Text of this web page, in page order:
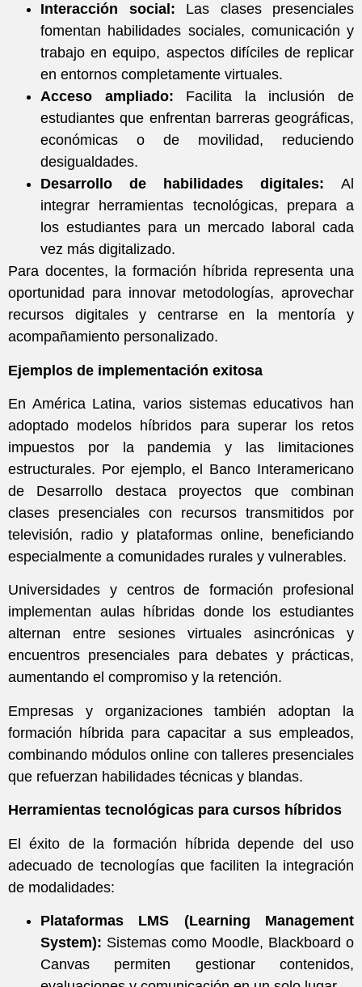
Interacción social: Las clases presenciales
fomentan habilidades sociales, comunicación y
trabajo en equipo, aspectos difíciles de replicar
en entornos completamente virtuales.
Acceso ampliado: Facilita la inclusión de
estudiantes que enfrentan barreras geográficas,
económicas o de movilidad, reduciendo
desigualdades.
Desarrollo de habilidades digitales: Al
integrar herramientas tecnológicas, prepara a
los estudiantes para un mercado laboral cada
vez más digitalizado.
Para docentes, la formación híbrida representa una
oportunidad para innovar metodologías, aprovechar
recursos digitales y centrarse en la mentoría y
acompañamiento personalizado.
Ejemplos de implementación exitosa
En América Latina, varios sistemas educativos han
adoptado modelos híbridos para superar los retos
impuestos por la pandemia y las limitaciones
estructurales. Por ejemplo, el Banco Interamericano
de Desarrollo destaca proyectos que combinan
clases presenciales con recursos transmitidos por
televisión, radio y plataformas online, beneficiando
especialmente a comunidades rurales y vulnerables.
Universidades y centros de formación profesional
implementan aulas híbridas donde los estudiantes
alternan entre sesiones virtuales asincrónicas y
encuentros presenciales para debates y prácticas,
aumentando el compromiso y la retención.
Empresas y organizaciones también adoptan la
formación híbrida para capacitar a sus empleados,
combinando módulos online con talleres presenciales
que refuerzan habilidades técnicas y blandas.
Herramientas tecnológicas para cursos híbridos
El éxito de la formación híbrida depende del uso
adecuado de tecnologías que faciliten la integración
de modalidades:
Plataformas LMS (Learning Management
System): Sistemas como Moodle, Blackboard o
Canvas permiten gestionar contenidos,